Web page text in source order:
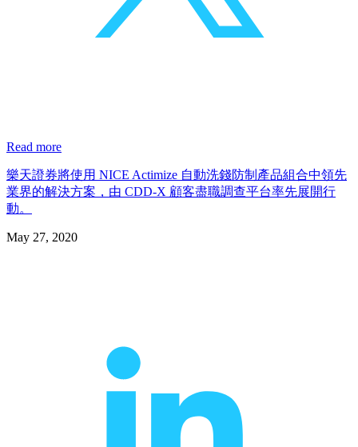
Read more
樂天證券將使用 NICE Actimize 自動洗錢防制產品組合中領先
業界的解決方案，由 CDD-X 顧客盡職調查平台率先展開行
動。
May 27, 2020